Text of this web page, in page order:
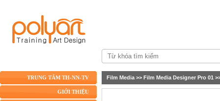
TRUNG TÂM TH-NN-TV
GIỚI THIỆU
Film Media >> Film Media Designer Pro 01